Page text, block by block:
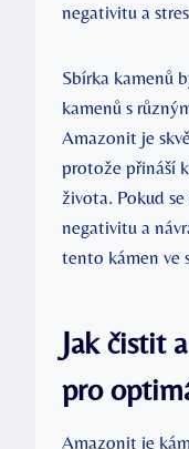
negativitu a
Sbírka kamenů
kamenů s
Amazonit je
protože přináší
života. Pokud
negativitu a
tento kámen ve
Jak čistit
pro
Amazonit je